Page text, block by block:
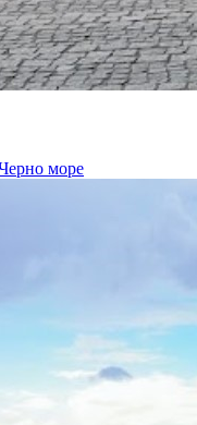
море